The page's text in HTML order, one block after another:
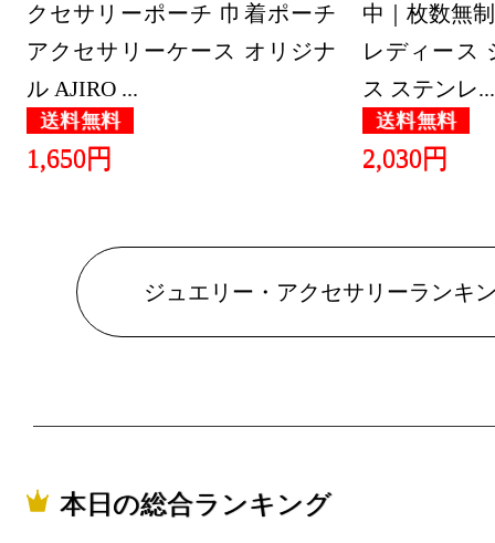
クセサリーポーチ 巾着ポーチ
アクセサリーケース オリジナ
ル AJIRO ...
送料無料
1,650円
中｜枚数無
レディース
ス ステンレ...
送料無料
2,030円
ジュエリー・アクセサリーランキ
本日の総合ランキング